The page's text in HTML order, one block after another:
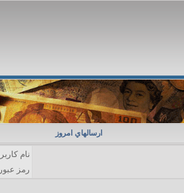
ارسالهاي امروز
نام
رمز عبور